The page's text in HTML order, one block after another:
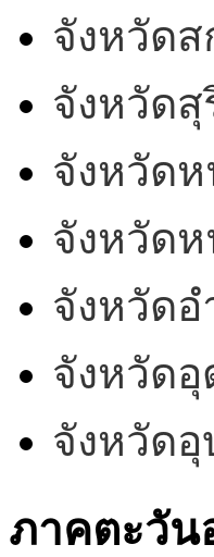
จังหวัด
จังหวัด
จังหวัด
จังหวัด
จังหวัด
จังหวัด
จังหวัด
ภาคตะวัน